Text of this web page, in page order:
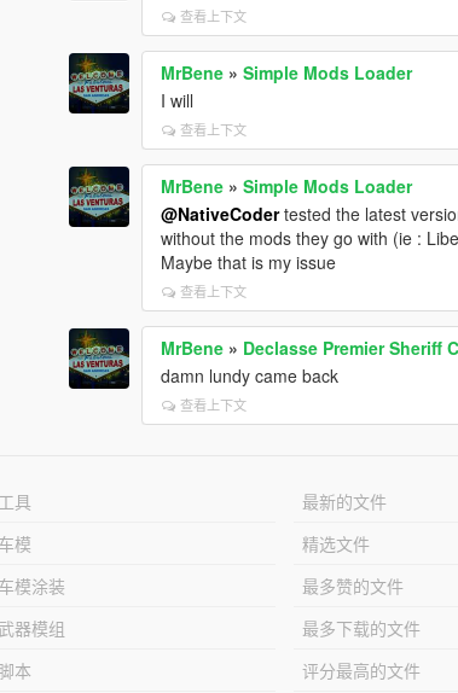
查看上下文
MrBene »Simple Mods Loader
I will
查看上下文
MrBene »Simple Mods Loader
@NativeCodertested the latest
without the mods they go with (ie :
Maybe that is my issue
查看上下文
MrBene » Declasse Premier Sheriff
damn lundy came back
查看上下文
具
模
模涂装
器模组
本
最新的文件
精选文件
最多赞的文件
最多下载的文件
评分最高的文件